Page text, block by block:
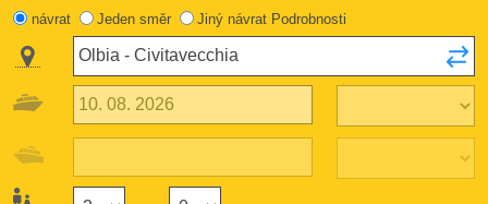
návrat Jeden směr Jiný návrat Podrobnosti